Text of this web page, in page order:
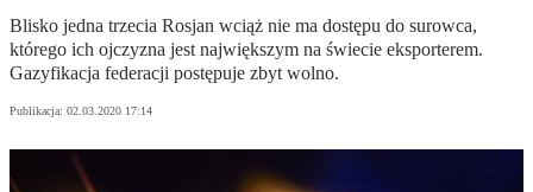
Blisko jedna trzecia Rosjan wciąż nie ma dostępu do surowca,
którego ich ojczyzna jest największym na świecie eksporterem.
Gazyfikacja federacji postępuje zbyt wolno.
Publikacja: 02.03.2020 17:14